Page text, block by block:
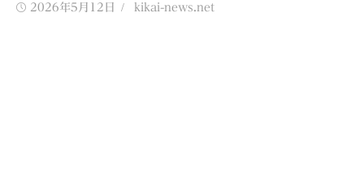
Posted
2026年5月12日 Author
kikai-news.net